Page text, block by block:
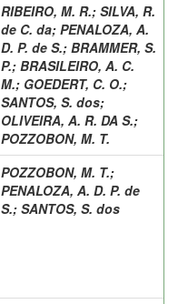
RIBEIRO, M. R.; SILVA, R.
de C. da; PENALOZA, A.
D. P. de S.; BRAMMER, S.
P.; BRASILEIRO, A. C.
M.; GOEDERT, C. O.;
SANTOS, S. dos;
OLIVEIRA, A. R. DA S.;
POZZOBON, M. T.
POZZOBON, M. T.;
PENALOZA, A. D. P. de
S.; SANTOS, S. dos